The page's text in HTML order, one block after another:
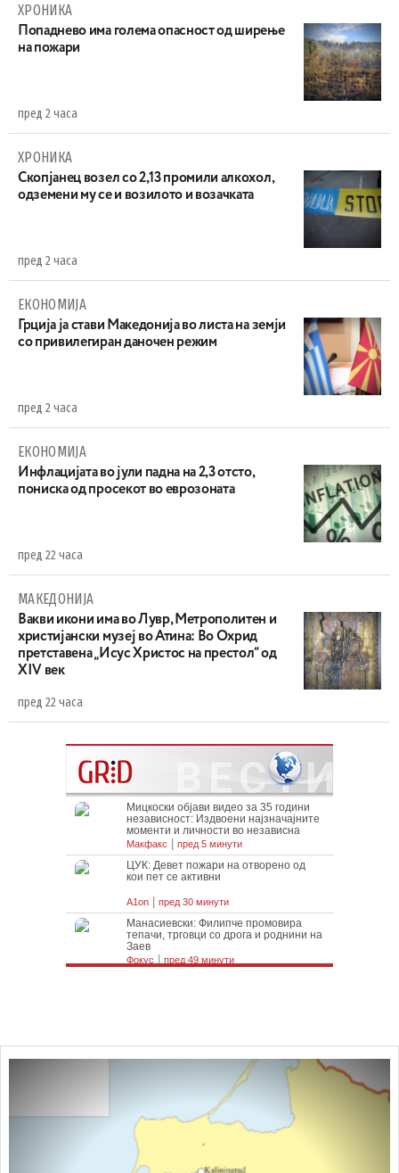
ХРОНИКА
Попаднево има голема опасност од ширење
на пожари
пред 2 часа
ХРОНИКА
Скопјанец возел со 2,13 промили алкохол,
одземени му се и возилото и возачката
пред 2 часа
ЕКОНОМИЈА
Грција ја стави Македонија во листа на земји
со привилегиран даночен режим
пред 2 часа
ЕКОНОМИЈА
Инфлацијата во јули падна на 2,3 отсто,
пониска од просекот во еврозоната
пред 22 часа
МАКЕДОНИЈА
Вакви икони има во Лувр, Метрополитен и
христијански музеј во Атина: Во Охрид
претставена „Исус Христос на престол“ од
XIV век
пред 22 часа